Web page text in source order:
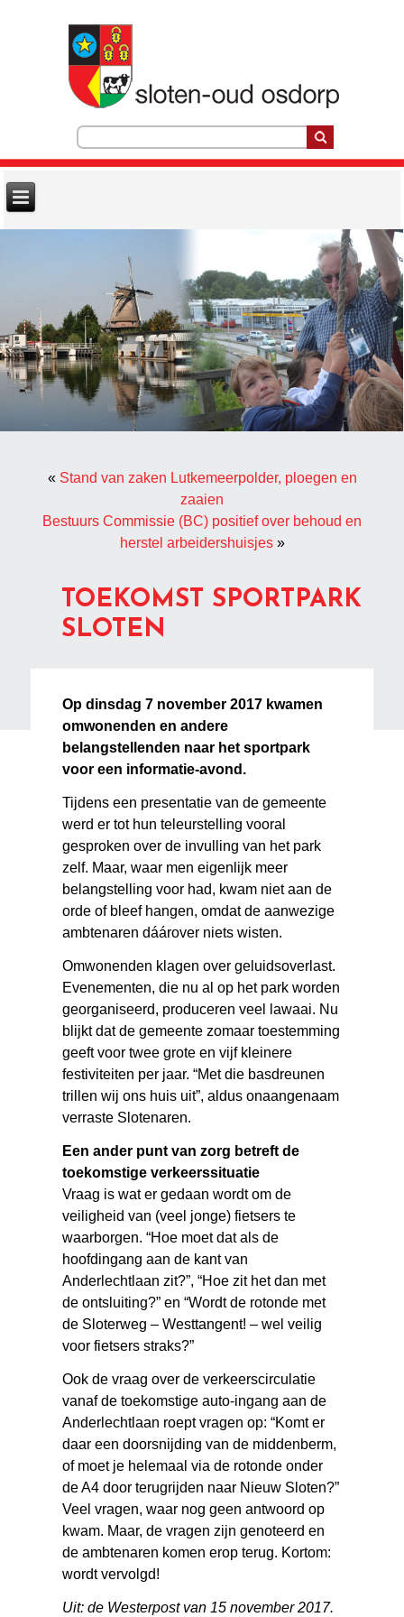
« Stand van zaken Lutkemeerpolder, ploegen en
zaaien
Bestuurs Commissie (BC) positief over behoud en
herstel arbeidershuisjes»
TOEKOMST SPORTPARK
SLOTEN
Op dinsdag 7 november 2017 kwamen
omwonenden en andere
belangstellenden naar het sportpark
voor een informatie-avond.
Tijdens een presentatie van de gemeente
werd er tot hun teleurstelling vooral
gesproken over de invulling van het park
zelf. Maar, waar men eigenlijk meer
belangstelling voor had, kwam niet aan de
orde of bleef hangen, omdat de aanwezige
ambtenaren dáárover niets wisten.
Omwonenden klagen over geluidsoverlast.
Evenementen, die nu al op het park worden
georganiseerd, produceren veel lawaai. Nu
blijkt dat de gemeente zomaar toestemming
geeft voor twee grote en vijf kleinere
festiviteiten per jaar. “Met die basdreunen
trillen wij ons huis uit”, aldus onaangenaam
verraste Slotenaren.
Een ander punt van zorg betreft de
toekomstige verkeerssituatie
Vraag is wat er gedaan wordt om de
veiligheid van (veel jonge) fietsers te
waarborgen. “Hoe moet dat als de
hoofdingang aan de kant van
Anderlechtlaan zit?”, “Hoe zit het dan met
de ontsluiting?” en “Wordt de rotonde met
de Sloterweg – Westtangent! – wel veilig
voor fietsers straks?”
Ook de vraag over de verkeerscirculatie
vanaf de toekomstige auto-ingang aan de
Anderlechtlaan roept vragen op: “Komt er
daar een doorsnijding van de middenberm,
of moet je helemaal via de rotonde onder
de A4 door terugrijden naar Nieuw Sloten?”
Veel vragen, waar nog geen antwoord op
kwam. Maar, de vragen zijn genoteerd en
de ambtenaren komen erop terug. Kortom:
wordt vervolgd!
Uit: de Westerpost van 15 november 2017.